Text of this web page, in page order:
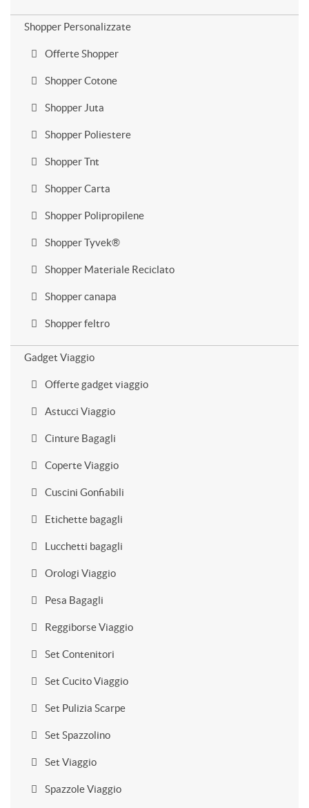
Shopper Personalizzate
Offerte Shopper
Shopper Cotone
Shopper Juta
Shopper Poliestere
Shopper Tnt
Shopper Carta
Shopper Polipropilene
Shopper Tyvek®
Shopper Materiale Reciclato
Shopper canapa
Shopper feltro
Gadget Viaggio
Offerte gadget viaggio
Astucci Viaggio
Cinture Bagagli
Coperte Viaggio
Cuscini Gonfiabili
Etichette bagagli
Lucchetti bagagli
Orologi Viaggio
Pesa Bagagli
Reggiborse Viaggio
Set Contenitori
Set Cucito Viaggio
Set Pulizia Scarpe
Set Spazzolino
Set Viaggio
Spazzole Viaggio